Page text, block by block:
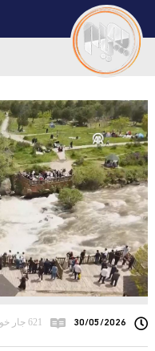
30/05/2026 621 جار خوێنراوەتەوە